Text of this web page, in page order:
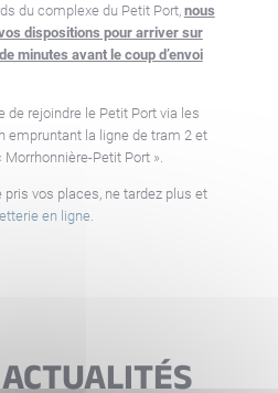
du complexe du Petit Port, nous
dispositions pour arriver sur
minutes avant le coup d’envoi
de rejoindre le Petit Port via les
empruntant la ligne de tram 2 et
Morrhonnière-Petit Port ».
pris vos places, ne tardez plus et
en ligne.